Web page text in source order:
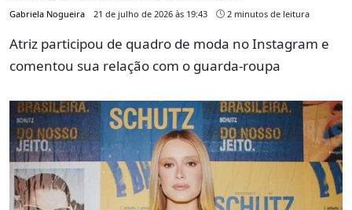
Gabriela Nogueira 21 de julho de 2026 às 19:43 2 minutos de leitura
Atriz participou de quadro de moda no Instagram e
comentou sua relação com o guarda-roupa